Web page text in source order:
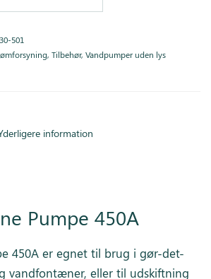
501
, Tilbehør, Vandpumper uden lys
information
Pumpe 450A
450A er egnet til brug i gør-det-
vandfontæner, eller til udskiftning